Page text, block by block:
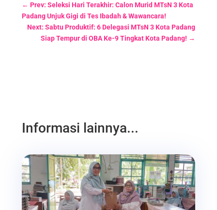
← Prev: Seleksi Hari Terakhir: Calon Murid MTsN 3 Kota
Padang Unjuk Gigi di Tes Ibadah & Wawancara!
Next: Sabtu Produktif: 6 Delegasi MTsN 3 Kota Padang
Siap Tempur di OBA Ke-9 Tingkat Kota Padang! →
Informasi lainnya...